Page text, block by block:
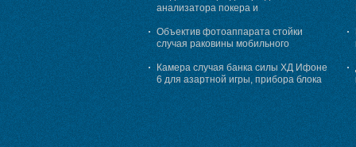
анализатора покера и
маркированных карт, 25 до 45 см
просматривая расстояние
Объектив фотоаппарата стойки
случая раковины мобильного
телефона для анализатора покера
Камера случая банка силы ХД Ифоне
6 для азартной игры, прибора блока
развертки покера обжуливая